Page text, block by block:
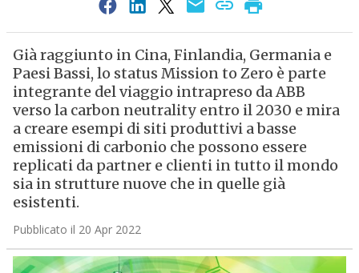
Già raggiunto in Cina, Finlandia, Germania e
Paesi Bassi, lo status Mission to Zero è parte
integrante del viaggio intrapreso da ABB
verso la carbon neutrality entro il 2030 e mira
a creare esempi di siti produttivi a basse
emissioni di carbonio che possono essere
replicati da partner e clienti in tutto il mondo
sia in strutture nuove che in quelle già
esistenti.
Pubblicato il 20 Apr 2022